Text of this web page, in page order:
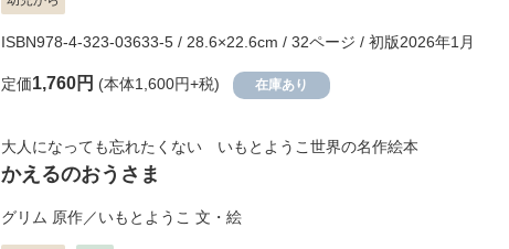
ISBN978-4-323-03633-5 / 28.6×22.6cm / 32ページ / 初版2026年1月
定価1,760円 (本体1,600円+税) 在庫あり
大人になっても忘れたくない いもとようこ世界の名作絵本
かえるのおうさま
グリム 原作／いもとようこ 文・絵